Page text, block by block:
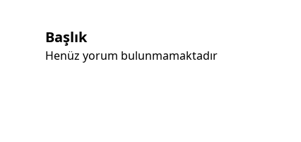
Başlık
Henüz yorum bulunmamaktadır